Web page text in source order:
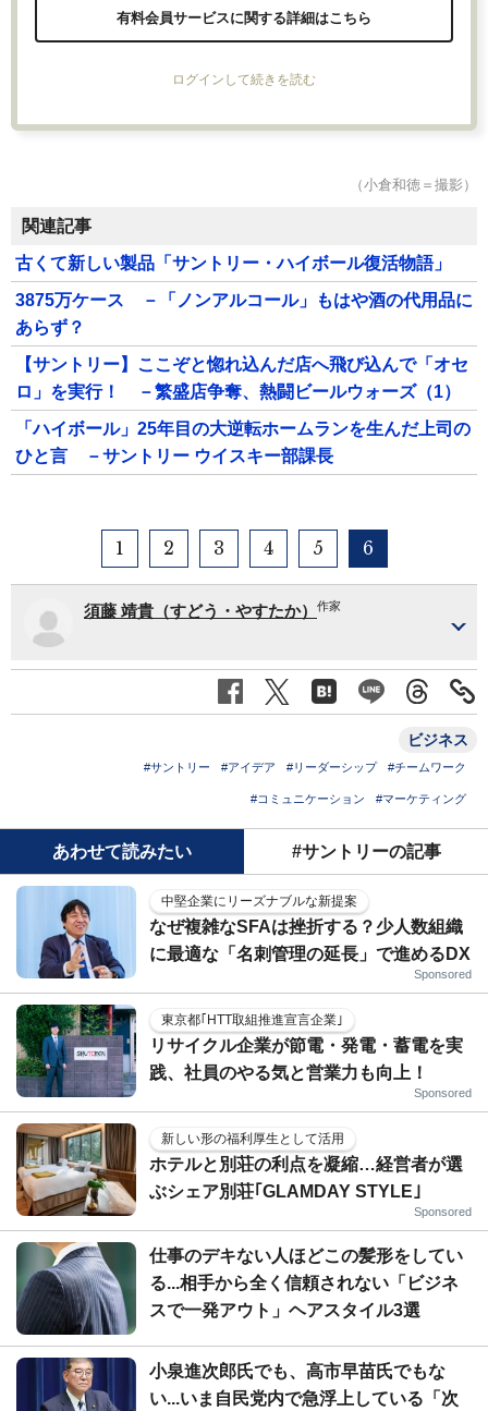
有料会員サービスに関する詳細はこちら
ログインして続きを読む
（小倉和徳＝撮影）
関連記事
古くて新しい製品「サントリー・ハイボール復活物語」
3875万ケース －「ノンアルコール」もはや酒の代用品に
あらず？
【サントリー】ここぞと惚れ込んだ店へ飛び込んで「オセ
ロ」を実行！ －繁盛店争奪、熱闘ビールウォーズ（1）
「ハイボール」25年目の大逆転ホームランを生んだ上司の
ひと言 －サントリー ウイスキー部課長
1 2 3 4 5 6
須藤 靖貴（すどう・やすたか） 作家
ビジネス
#サントリー #アイデア #リーダーシップ #チームワーク
#コミュニケーション #マーケティング
あわせて読みたい #サントリーの記事
中堅企業にリーズナブルな新提案
なぜ複雑なSFAは挫折する？少人数組織
に最適な「名刺管理の延長」で進めるDX
Sponsored
東京都｢HTT取組推進宣言企業｣
リサイクル企業が節電・発電・蓄電を実
践、社員のやる気と営業力も向上！
Sponsored
新しい形の福利厚生として活用
ホテルと別荘の利点を凝縮…経営者が選
ぶシェア別荘｢GLAMDAY STYLE｣
Sponsored
仕事のデキない人ほどこの髪形をしてい
る...相手から全く信頼されない「ビジネ
スで一発アウト」ヘアスタイル3選
小泉進次郎氏でも、高市早苗氏でもな
い...いま自民党内で急浮上している「次